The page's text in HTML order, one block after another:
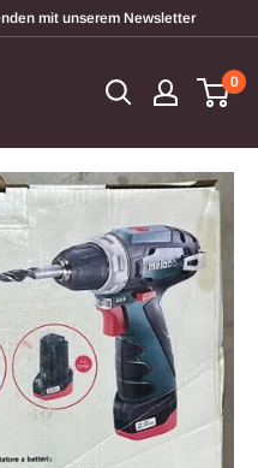
mit unserem Newsletter
0